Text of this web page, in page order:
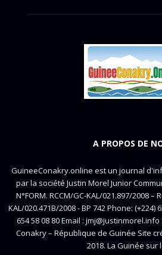
A PROPOS DE
GuineeConakry.online est un journal
par la société Justin Morel Junior
N°FORM. RCCM/GC-KAL/021.897/2008 –
KAL/020.471B/2008 - BP 742 Phone: (+224)
654 58 08 80 Email :
Conakry – République de Guinée Site
2018. La Guinée sur